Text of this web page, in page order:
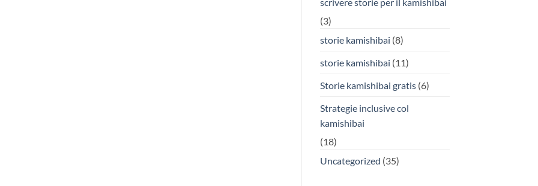
(3)
storie kamishibai (8)
storie kamishibai (11)
Storie kamishibai gratis(6)
Strategie inclusive col
kamishibai
(18)
Uncategorized (35)